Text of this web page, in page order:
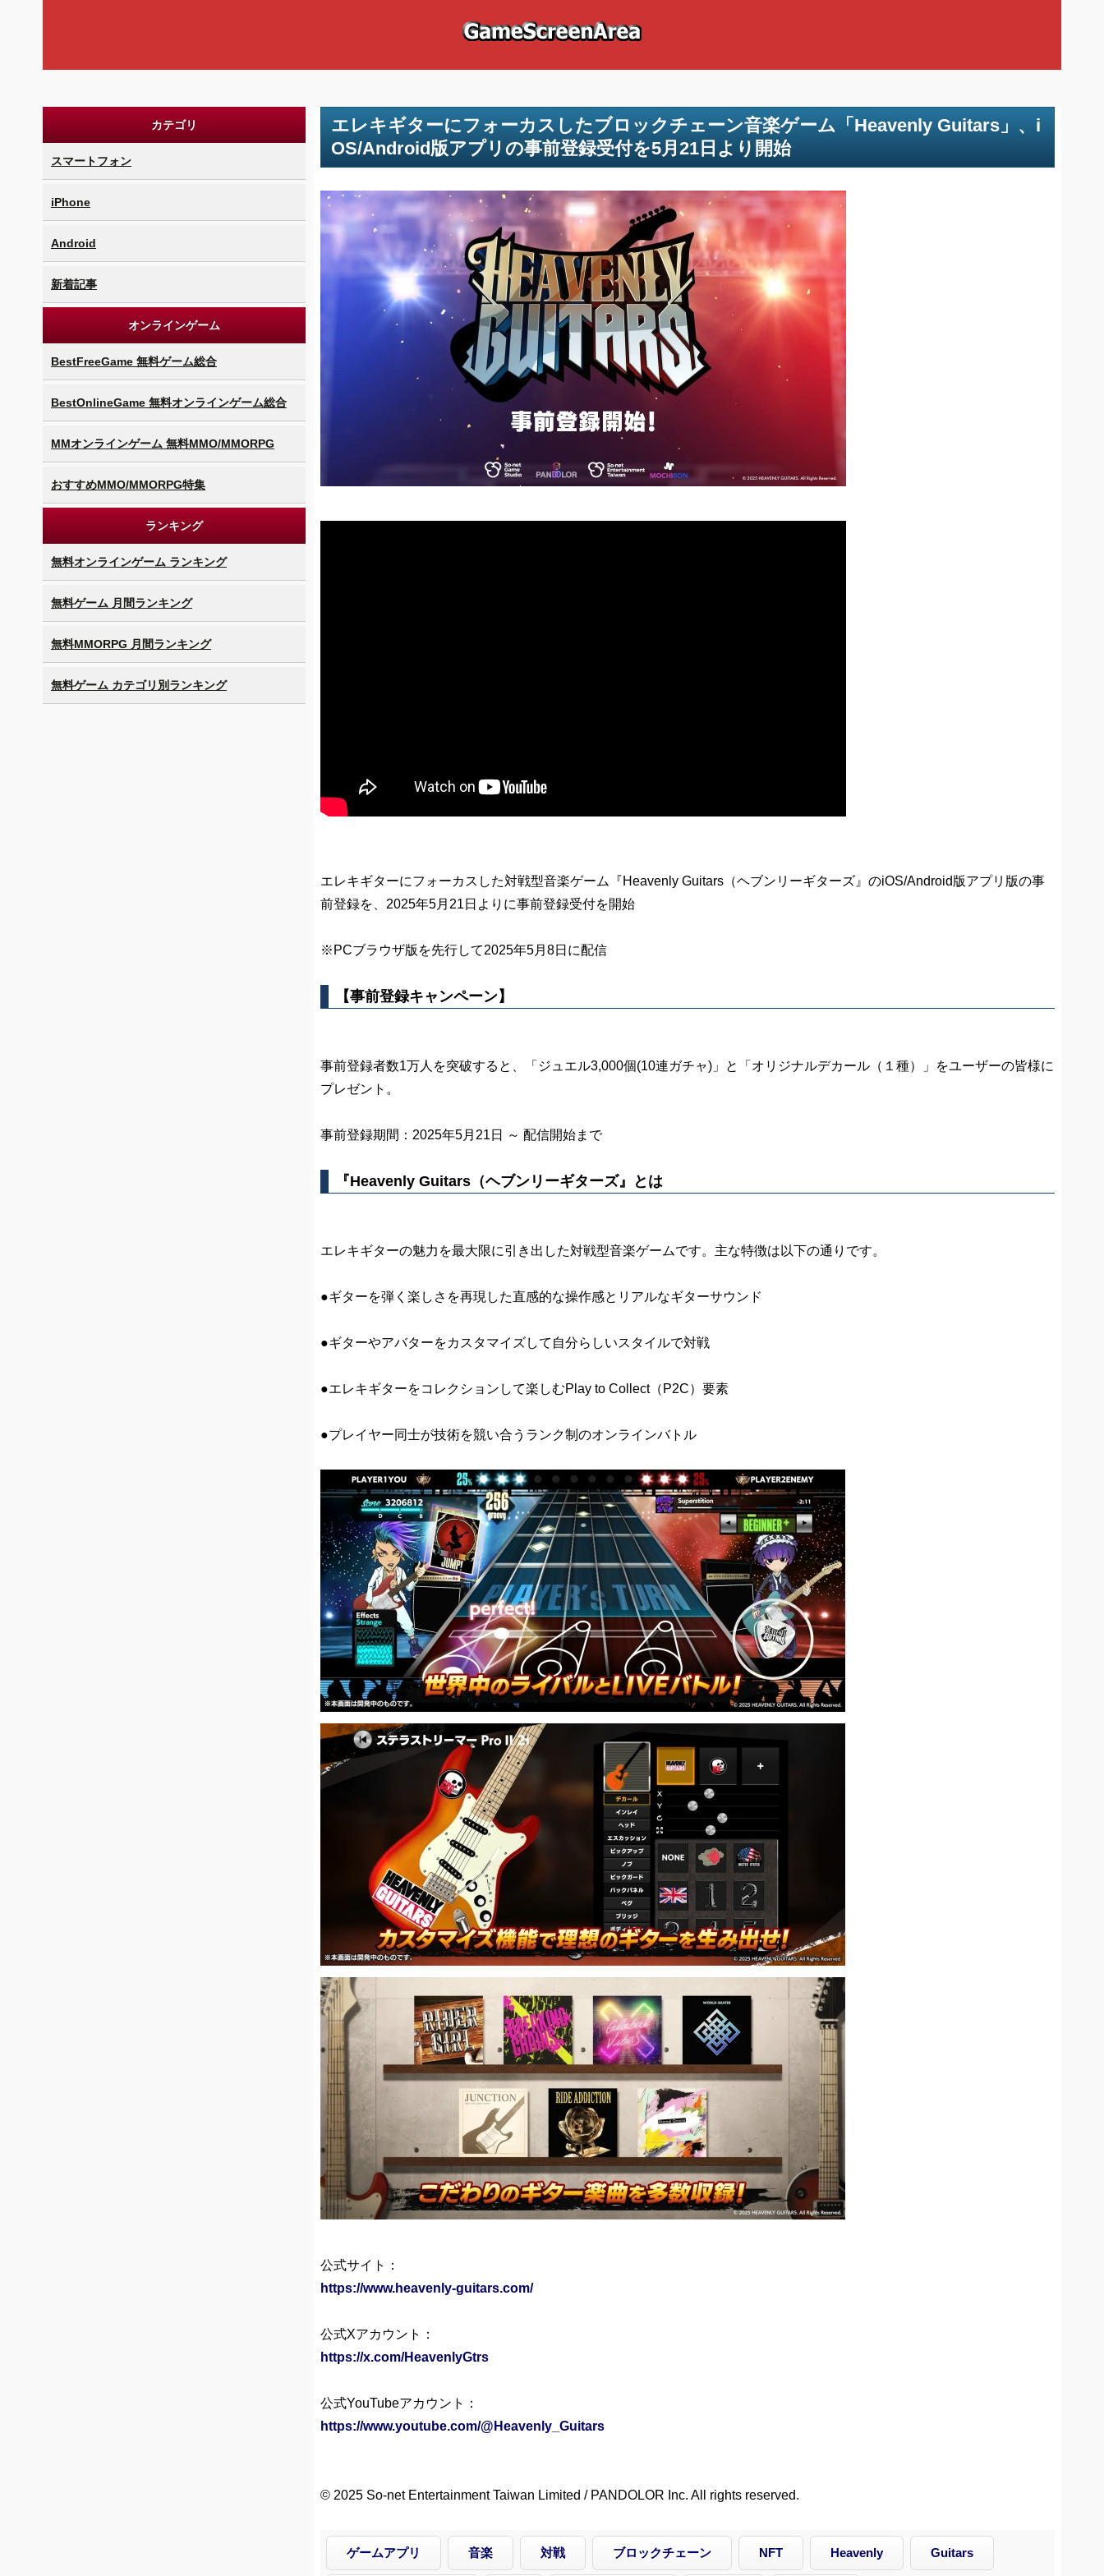
カテゴリ
スマートフォン
iPhone
Android
新着記事
オンラインゲーム
BestFreeGame 無料ゲーム総合
BestOnlineGame 無料オンラインゲーム総合
MMオンラインゲーム 無料MMO/MMORPG
おすすめMMO/MMORPG特集
ランキング
無料オンラインゲーム ランキング
無料ゲーム 月間ランキング
無料MMORPG 月間ランキング
無料ゲーム カテゴリ別ランキング
エレキギターにフォーカスしたブロックチェーン音楽ゲーム「Heavenly Guitars」、i
OS/Android版アプリの事前登録受付を5月21日より開始
エレキギターにフォーカスした対戦型音楽ゲーム『Heavenly Guitars（ヘブンリーギターズ』のiOS/Android版アプリ版の事
前登録を、2025年5月21日よりに事前登録受付を開始
※PCブラウザ版を先行して2025年5月8日に配信
【事前登録キャンペーン】
事前登録者数1万人を突破すると、「ジュエル3,000個(10連ガチャ)」と「オリジナルデカール（１種）」をユーザーの皆様に
プレゼント。
事前登録期間：2025年5月21日 ～ 配信開始まで
『Heavenly Guitars（ヘブンリーギターズ』とは
エレキギターの魅力を最大限に引き出した対戦型音楽ゲームです。主な特徴は以下の通りです。
●ギターを弾く楽しさを再現した直感的な操作感とリアルなギターサウンド
●ギターやアバターをカスタマイズして自分らしいスタイルで対戦
●エレキギターをコレクションして楽しむPlay to Collect（P2C）要素
●プレイヤー同士が技術を競い合うランク制のオンラインバトル
公式サイト：
https://www.heavenly-guitars.com/
公式Xアカウント：
https://x.com/HeavenlyGtrs
公式YouTubeアカウント：
https://www.youtube.com/@Heavenly_Guitars
© 2025 So-net Entertainment Taiwan Limited / PANDOLOR Inc. All rights reserved.
ゲームアプリ 音楽 対戦 ブロックチェーン NFT Heavenly Guitars